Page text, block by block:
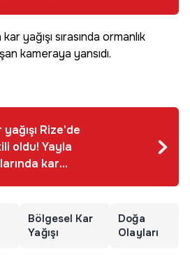
beyaza
yağışı sırasında ormanlık
kameraya yansıdı.
yağışı Rize'de
oldu! Yayla
kar
çalışmaları
Bölgesel Kar
Yağışı
Doğa
Olayları